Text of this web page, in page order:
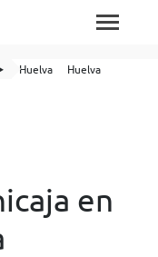
Huelva
Huelva
en